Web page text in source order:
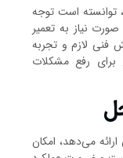
توانسته است توجه
نیاز به تعمیر
فنی لازم و تجربه
برای رفع مشکلات
می‌دهد، امکان